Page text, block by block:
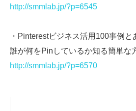
http://smmlab.jp/?p=6545
・Pinterestビジネス活用100事例
誰が何をPinしているか知る簡単な
http://smmlab.jp/?p=6570